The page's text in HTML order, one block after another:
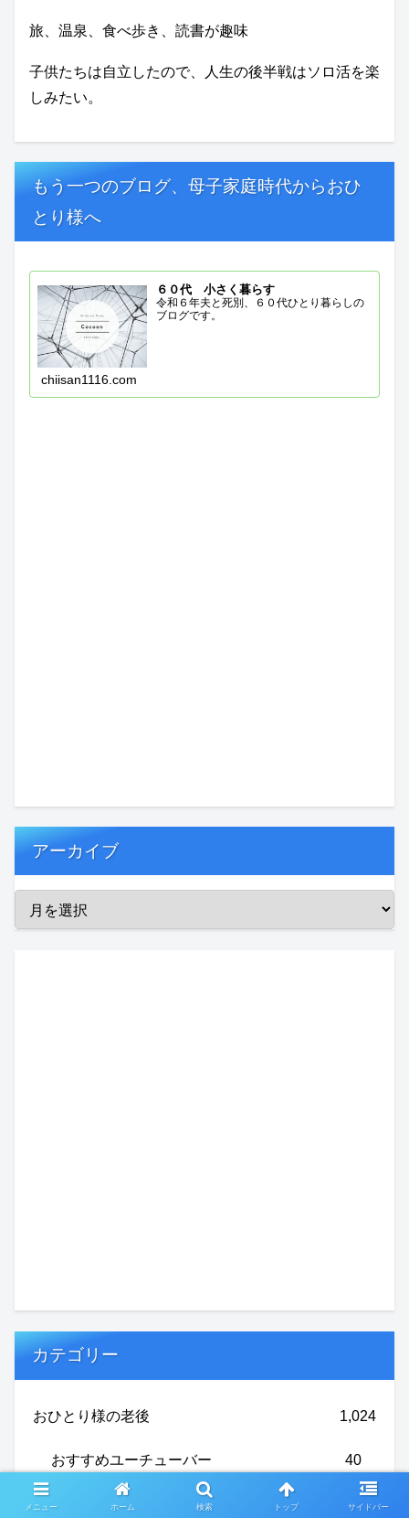
旅、温泉、食べ歩き、読書が趣味
子供たちは自立したので、人生の後半戦はソロ活を楽
しみたい。
もう一つのブログ、母子家庭時代からおひ
とり様へ
６０代 小さく暮らす
令和６年夫と死別、６０代ひとり暮らしの
ブログです。
chiisan1116.com
アーカイブ
カテゴリー
おひとり様の老後 1,024
おすすめユーチューバー 40
サービス付き高齢者住宅 12
メニュー ホーム 検索 トップ サイドバー